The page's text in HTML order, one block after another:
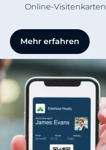
Online-Visitenkarten
Mehr erfahren